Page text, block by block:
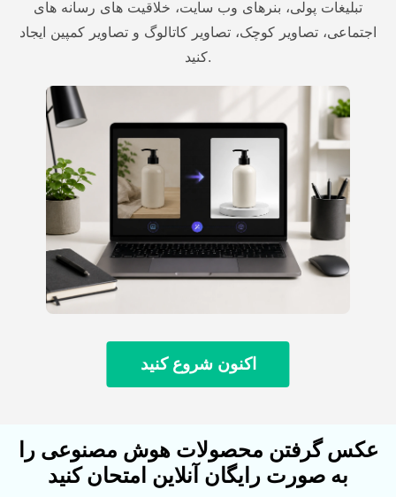
تبلیغات پولی، بنرهای وب سایت، خلاقیت های رسانه های
اجتماعی، تصاویر کوچک، تصاویر کاتالوگ و تصاویر کمپین ایجاد
کنید.
اکنون شروع کنید
عکس گرفتن محصولات هوش مصنوعی را
به صورت رایگان آنلاین امتحان کنید